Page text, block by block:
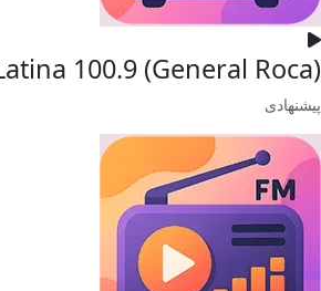
100.9 (General Roca)
پیشنهادی